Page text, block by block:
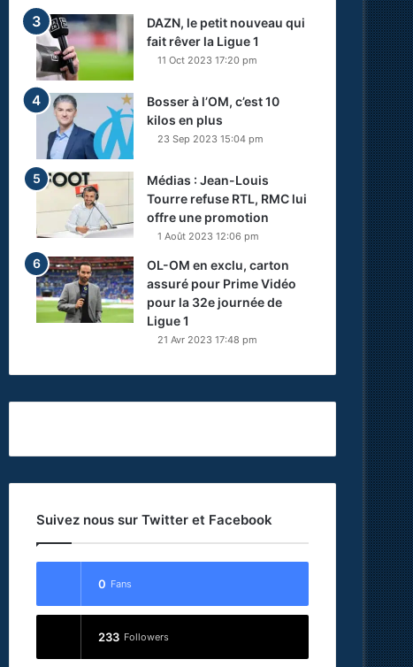
DAZN, le petit nouveau qui
fait rêver la Ligue 1
11 Oct 2023 17:20 pm
Bosser à l’OM, c’est 10
kilos en plus
23 Sep 2023 15:04 pm
Médias : Jean-Louis
Tourre refuse RTL, RMC lui
offre une promotion
1 Août 2023 12:06 pm
OL-OM en exclu, carton
assuré pour Prime Vidéo
pour la 32e journée de
Ligue 1
21 Avr 2023 17:48 pm
Suivez nous sur Twitter et Facebook
0 Fans
233 Followers